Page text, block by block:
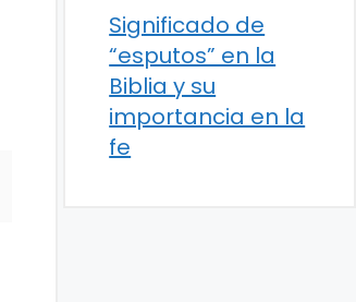
Significado de
“esputos” en la
Biblia y su
importancia en la
fe